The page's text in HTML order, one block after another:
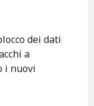
dei dati
a
i nuovi